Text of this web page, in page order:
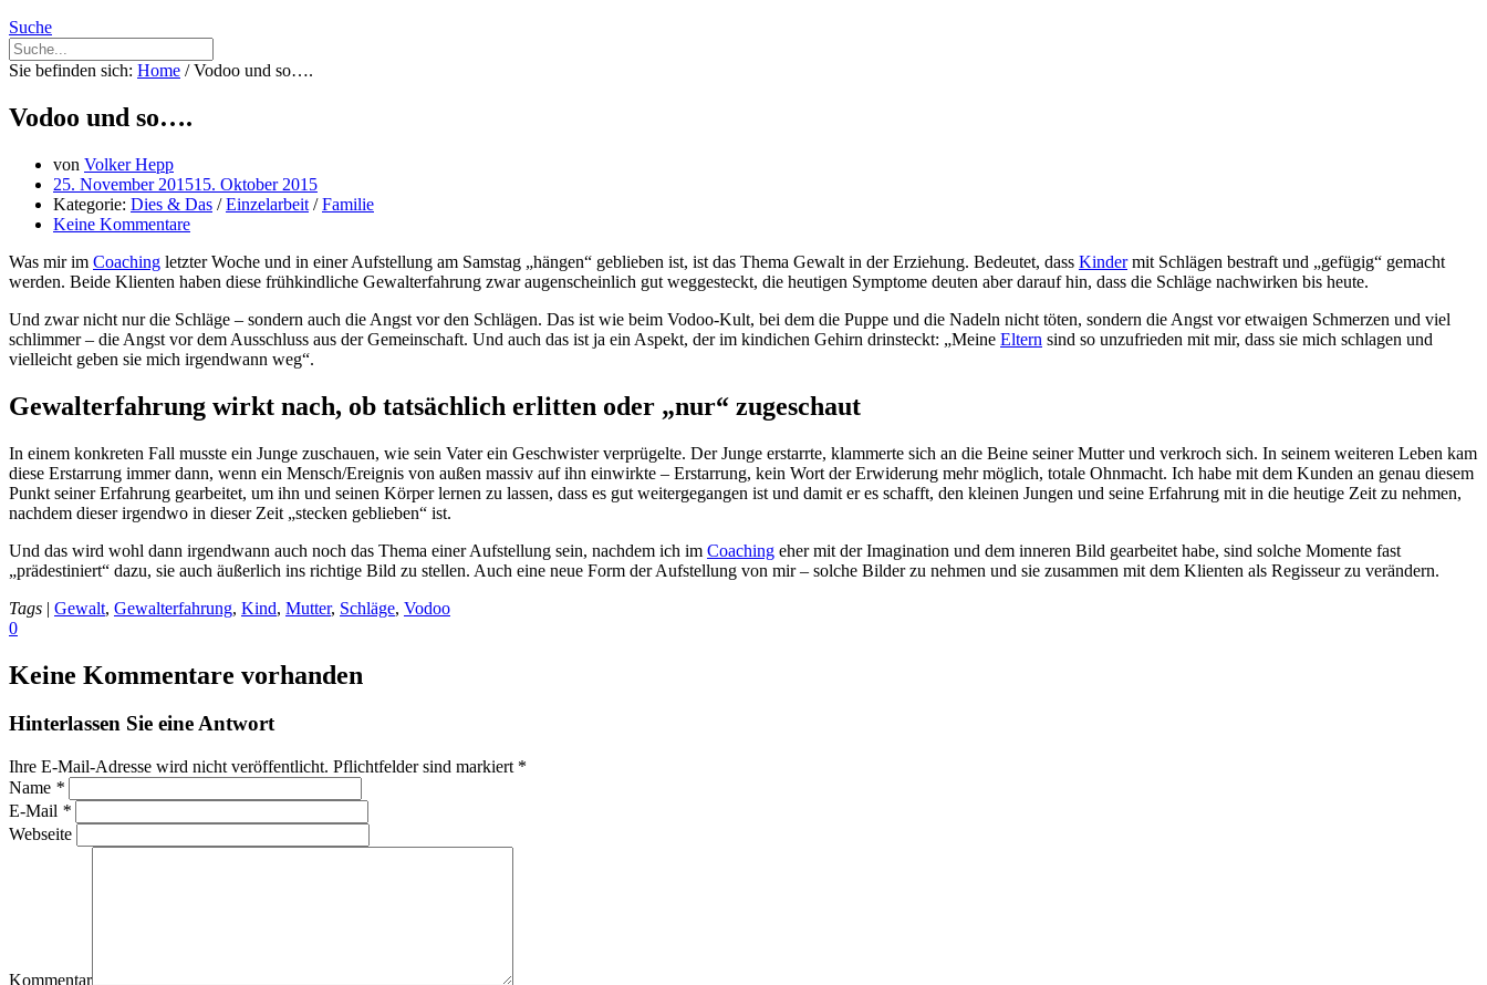
Suche
Sie befinden sich: Home / Vodoo und so….
Vodoo und so….
von Volker Hepp
25. November 201515. Oktober 2015
Kategorie: Dies & Das /Einzelarbeit /Familie
Keine Kommentare
Was mir im Coaching letzter Woche und in einer Aufstellung am Samstag „hängen“ geblieben ist, ist das Thema Gewalt in der Erziehung. Bedeutet, dass Kindermit Schlägen bestraft und „gefügig“ gemacht
werden. Beide Klienten haben diese frühkindliche Gewalterfahrung zwar augenscheinlich gut weggesteckt, die heutigen Symptome deuten aber darauf hin, dass die Schläge nachwirken bis heute.
Und zwar nicht nur die Schläge – sondern auch die Angst vor den Schlägen. Das ist wie beim Vodoo-Kult, bei dem die Puppe und die Nadeln nicht töten, sondern die Angst vor etwaigen Schmerzen und viel
schlimmer – die Angst vor dem Ausschluss aus der Gemeinschaft. Und auch das ist ja ein Aspekt, der im kindichen Gehirn drinsteckt: „Meine Eltern sind so unzufrieden mit mir, dass sie mich schlagen und
vielleicht geben sie mich irgendwann weg“.
Gewalterfahrung wirkt nach, ob tatsächlich erlitten oder „nur“ zugeschaut
In einem konkreten Fall musste ein Junge zuschauen, wie sein Vater ein Geschwister verprügelte. Der Junge erstarrte, klammerte sich an die Beine seiner Mutter und verkroch sich. In seinem weiteren Leben kam
diese Erstarrung immer dann, wenn ein Mensch/Ereignis von außen massiv auf ihn einwirkte – Erstarrung, kein Wort der Erwiderung mehr möglich, totale Ohnmacht. Ich habe mit dem Kunden an genau diesem
Punkt seiner Erfahrung gearbeitet, um ihn und seinen Körper lernen zu lassen, dass es gut weitergegangen ist und damit er es schafft, den kleinen Jungen und seine Erfahrung mit in die heutige Zeit zu nehmen,
nachdem dieser irgendwo in dieser Zeit „stecken geblieben“ ist.
Und das wird wohl dann irgendwann auch noch das Thema einer Aufstellung sein, nachdem ich im Coaching eher mit der Imagination und dem inneren Bild gearbeitet habe, sind solche Momente fast
„prädestiniert“ dazu, sie auch äußerlich ins richtige Bild zu stellen. Auch eine neue Form der Aufstellung von mir – solche Bilder zu nehmen und sie zusammen mit dem Klienten als Regisseur zu verändern.
Tags | Gewalt, Gewalterfahrung, Kind, Mutter, Schläge, Vodoo
0
Keine Kommentare vorhanden
Hinterlassen Sie eine Antwort
Ihre E-Mail-Adresse wird nicht veröffentlicht. Pflichtfelder sind markiert *
Name *
E-Mail *
Webseite
Kommentar